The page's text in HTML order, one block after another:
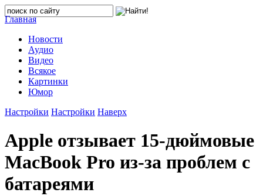
Главная
Новости
Аудио
Видео
Всякое
Картинки
Юмор
Настройки Настройки Наверх
Apple отзывает 15-дюймовые
MacBook Pro из-за проблем с
батареями